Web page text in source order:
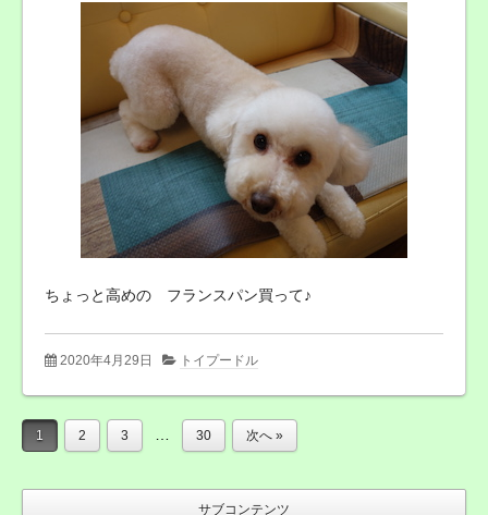
ちょっと高めの フランスパン買って♪
2020年4月29日 トイプードル
1 2 3 … 30 次へ »
サブコンテンツ